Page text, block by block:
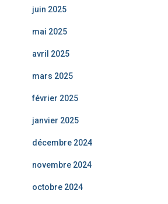
juin 2025
mai 2025
avril 2025
mars 2025
février 2025
janvier 2025
décembre 2024
novembre 2024
octobre 2024